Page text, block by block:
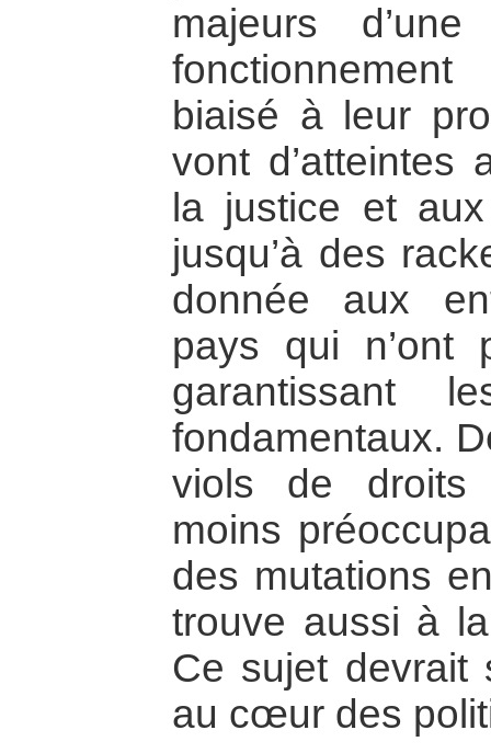
majeurs
biaisé à leur
vont d’atteintes
la justice et
jusqu’à des
donnée aux
pays qui n’ont
garantissant
fondamentaux.
viols de droits
moins
des mutations
trouve aussi à
Ce sujet devrait
au cœur des